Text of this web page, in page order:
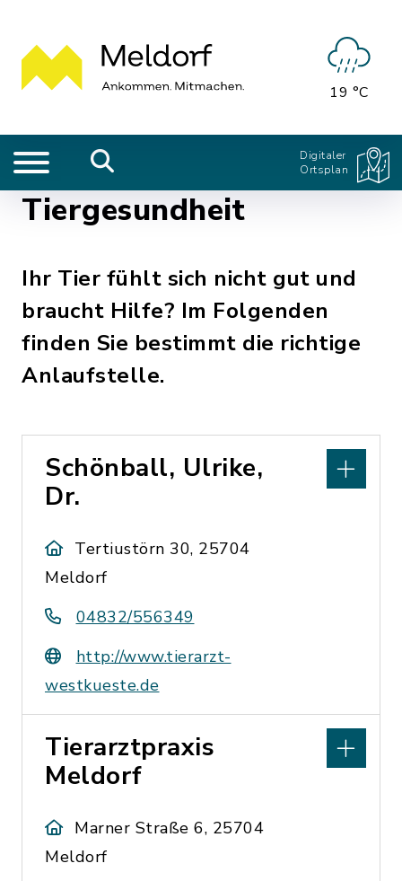
19 °C
Digitaler
Ortsplan
Tiergesundheit
Ihr Tier fühlt sich nicht gut und
braucht Hilfe? Im Folgenden
finden Sie bestimmt die richtige
Anlaufstelle.
Schönball, Ulrike,
Dr.
Tertiustörn 30, 25704
Meldorf
04832/556349
http://www.tierarzt-
westkueste.de
Tierarztpraxis
Meldorf
Marner Straße 6, 25704
Meldorf